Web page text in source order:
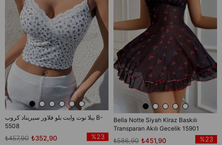
بيلا نوت وايت بلو فلاور سيريناد كروب B-
5508
₺352,90
₺457,90 %23
Bella Notte Siyah Kiraz Baskılı
Transparan Akılı Gecelik 15901
₺451,90
₺586,90 %23